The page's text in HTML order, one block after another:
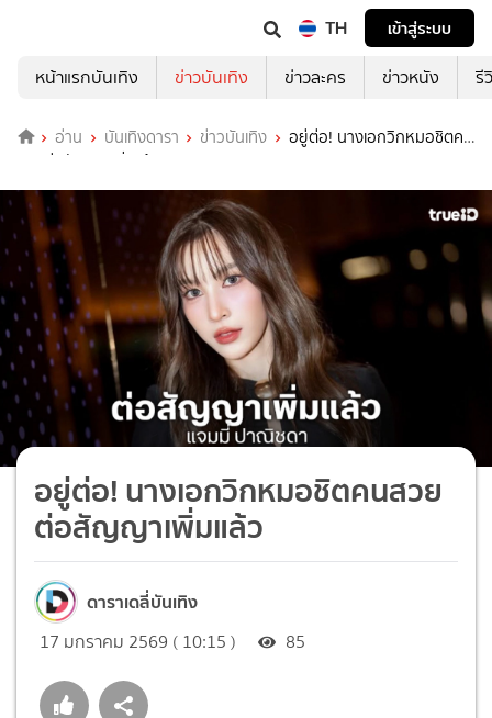
TH
เข้าสู่ระบบ
หน้าแรกบันเทิง
ข่าวบันเทิง ข่าวละคร ข่าวหนัง รี
อ่าน บันเทิงดารา ข่าวบันเทิง
อยู่ต่อ! นางเอกวิกหมอชิตคน
สวยต่อสัญญาเพิ่มแล้ว
อยู่ต่อ! นางเอกวิกหมอชิตคนสวย
ต่อสัญญาเพิ่มแล้ว
ดาราเดลี่บันเทิง
17 มกราคม 2569 ( 10:15 ) 85